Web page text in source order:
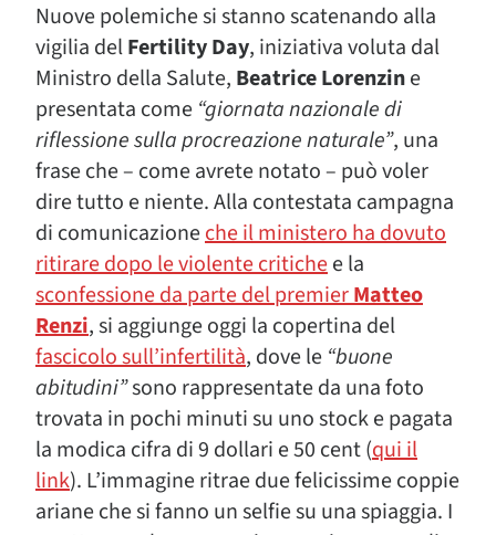
Nuove polemiche si stanno scatenando alla
vigilia delFertility Day, iniziativa voluta dal
Ministro della Salute, Beatrice Lorenzine
presentata come “giornata nazionale di
riflessione sulla procreazione naturale”, una
frase che – come avrete notato – può voler
dire tutto e niente. Alla contestata campagna
di comunicazioneche il ministero ha dovuto
ritirare dopo le violente critichee la
sconfessione da parte del premierMatteo
Renzi, si aggiunge oggi la copertina del
fascicolo sull’infertilità, dove le “buone
abitudini”sono rappresentate da una foto
trovata in pochi minuti su uno stock e pagata
la modica cifra di 9 dollari e 50 cent (qui il
link). L’immagine ritrae due felicissime coppie
ariane che si fanno un selfie su una spiaggia. I